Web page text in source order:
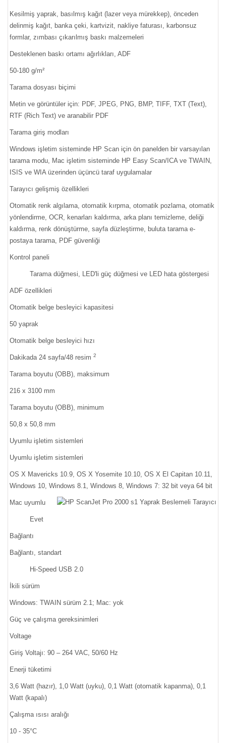
Kesilmiş yaprak, basılmış kağıt (lazer veya mürekkep), önceden
delinmiş kağıt, banka çeki, kartvizit, nakliye faturası, karbonsuz
formlar, zımbası çıkarılmış baskı malzemeleri
Desteklenen baskı ortamı ağırlıkları, ADF
50-180 g/m²
Tarama dosyası biçimi
Metin ve görüntüler için: PDF, JPEG, PNG, BMP, TIFF, TXT (Text),
RTF (Rich Text) ve aranabilir PDF
Tarama giriş modları
Windows işletim sisteminde HP Scan için ön panelden bir varsayılan
tarama modu, Mac işletim sisteminde HP Easy Scan/ICA ve TWAIN,
ISIS ve WIA üzerinden üçüncü taraf uygulamalar
Tarayıcı gelişmiş özellikleri
Otomatik renk algılama, otomatik kırpma, otomatik pozlama, otomatik
yönlendirme, OCR, kenarları kaldırma, arka planı temizleme, deliği
kaldırma, renk dönüştürme, sayfa düzleştirme, buluta tarama e-
postaya tarama, PDF güvenliği
Kontrol paneli
Tarama düğmesi, LED'li güç düğmesi ve LED hata göstergesi
ADF özellikleri
Otomatik belge besleyici kapasitesi
50 yaprak
Otomatik belge besleyici hızı
Dakikada 24 sayfa/48 resim 2
Tarama boyutu (OBB), maksimum
216 x 3100 mm
Tarama boyutu (OBB), minimum
50,8 x 50,8 mm
Uyumlu işletim sistemleri
Uyumlu işletim sistemleri
OS X Mavericks 10.9, OS X Yosemite 10.10, OS X El Capitan 10.11,
Windows 10, Windows 8.1, Windows 8, Windows 7: 32 bit veya 64 bit
Mac uyumlu
Evet
Bağlantı
Bağlantı, standart
Hi-Speed USB 2.0
İkili sürüm
Windows: TWAIN sürüm 2.1; Mac: yok
Güç ve çalışma gereksinimleri
Voltage
Giriş Voltajı: 90 – 264 VAC, 50/60 Hz
Enerji tüketimi
3,6 Watt (hazır), 1,0 Watt (uyku), 0,1 Watt (otomatik kapanma), 0,1
Watt (kapalı)
Çalışma ısısı aralığı
10 - 35°C